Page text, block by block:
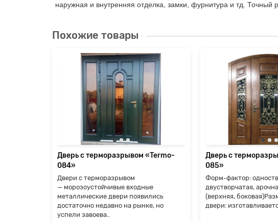
наружная и внутренняя отделка, замки, фурнитура и тд. Точный
Похожие товары
Дверь с терморазрывом «Termo-
084»
Двери с терморазрывом
— морозоустойчивые входные
металлические двери появились
достаточно недавно на рынке, но
успели завоева..
Дверь с
085»
Форм-фактор:
двустворчатая,
(верхняя,
двери: